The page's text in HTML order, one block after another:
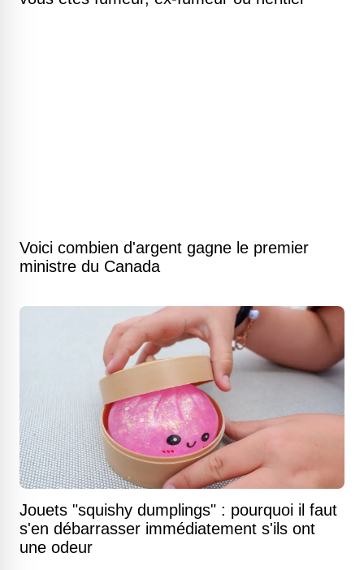
Voici combien d'argent gagne le premier
ministre du Canada
Jouets "squishy dumplings" : pourquoi il faut
s'en débarrasser immédiatement s'ils ont
une odeur